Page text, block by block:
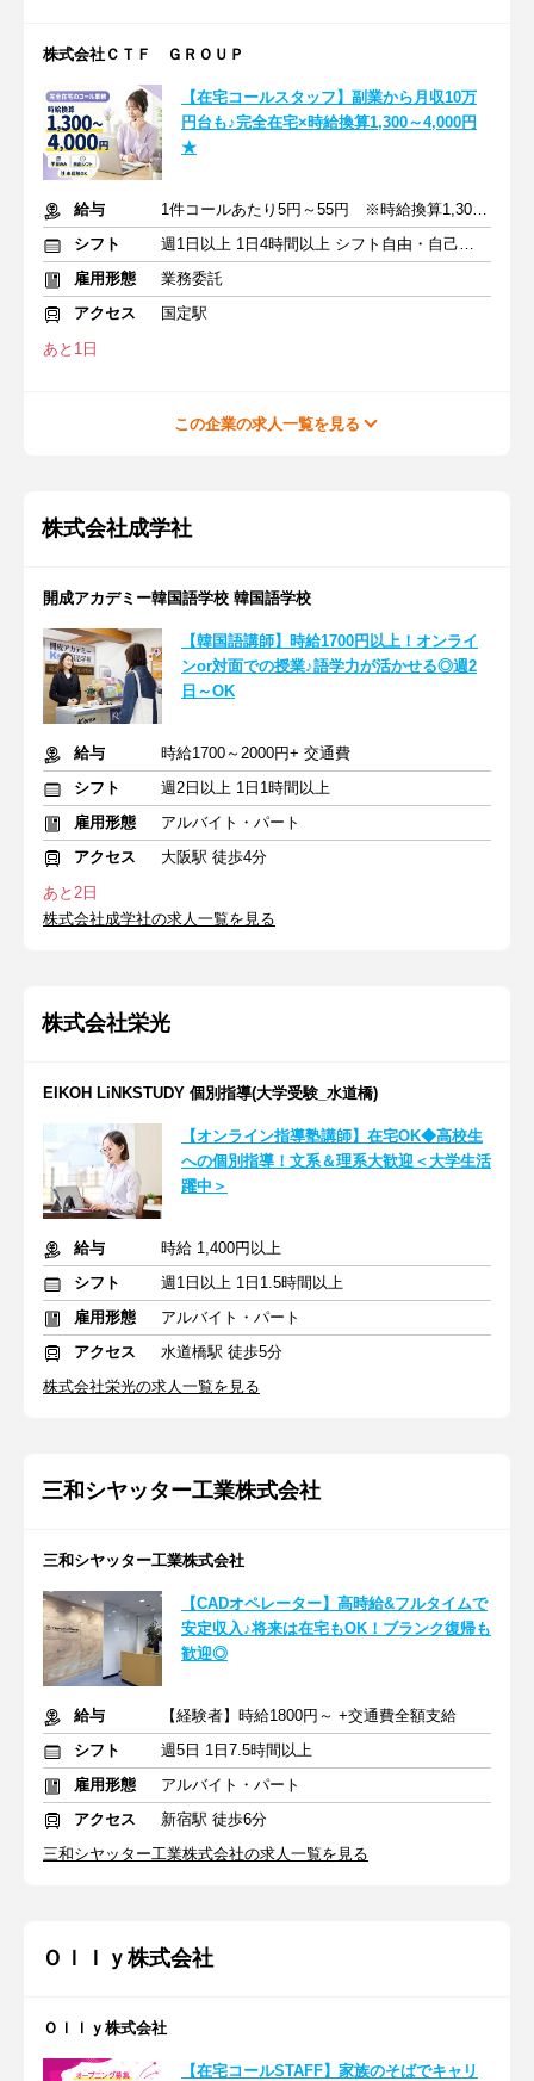
株式会社ＣＴＦ ＧＲＯＵＰ
【在宅コールスタッフ】副業から月収10万
円台も♪完全在宅×時給換算1,300～4,000円
★
給与
1件コールあたり5円～55円 ※時給換算1,300円～4,000円
シフト
週1日以上 1日4時間以上 シフト自由・自己申告
雇用形態
業務委託
アクセス
国定駅
あと1日
この企業の求人一覧を見る
株式会社成学社
開成アカデミー韓国語学校 韓国語学校
【韓国語講師】時給1700円以上！オンライ
ンor対面での授業♪語学力が活かせる◎週2
日～OK
給与
時給1700～2000円+ 交通費
シフト
週2日以上 1日1時間以上
雇用形態
アルバイト・パート
アクセス
大阪駅 徒歩4分
あと2日
株式会社成学社の求人一覧を見る
株式会社栄光
EIKOH LiNKSTUDY 個別指導(大学受験_水道橋)
【オンライン指導塾講師】在宅OK◆高校生
への個別指導！文系＆理系大歓迎＜大学生活
躍中＞
給与
時給 1,400円以上
シフト
週1日以上 1日1.5時間以上
雇用形態
アルバイト・パート
アクセス
水道橋駅 徒歩5分
株式会社栄光の求人一覧を見る
三和シヤッター工業株式会社
三和シヤッター工業株式会社
【CADオペレーター】高時給&フルタイムで
安定収入♪将来は在宅もOK！ブランク復帰も
歓迎◎
給与
【経験者】時給1800円～ +交通費全額支給
シフト
週5日 1日7.5時間以上
雇用形態
アルバイト・パート
アクセス
新宿駅 徒歩6分
三和シヤッター工業株式会社の求人一覧を見る
Ｏｌｌｙ株式会社
Ｏｌｌｙ株式会社
【在宅コールSTAFF】家族のそばでキャリ